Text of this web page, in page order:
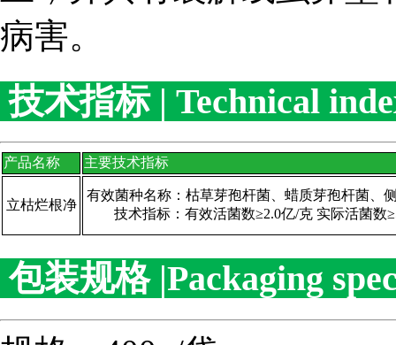
病害。
技术指标 | Technical
产品名称 主要技术指标
立枯烂根净
有效菌种名称：枯草芽孢杆菌、蜡质芽孢杆菌、
技术指标：有效活菌数≥2.0亿/克 实际活菌数
包装规格 |Packaging